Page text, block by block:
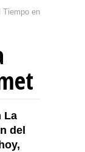
Tiempo en
La
del